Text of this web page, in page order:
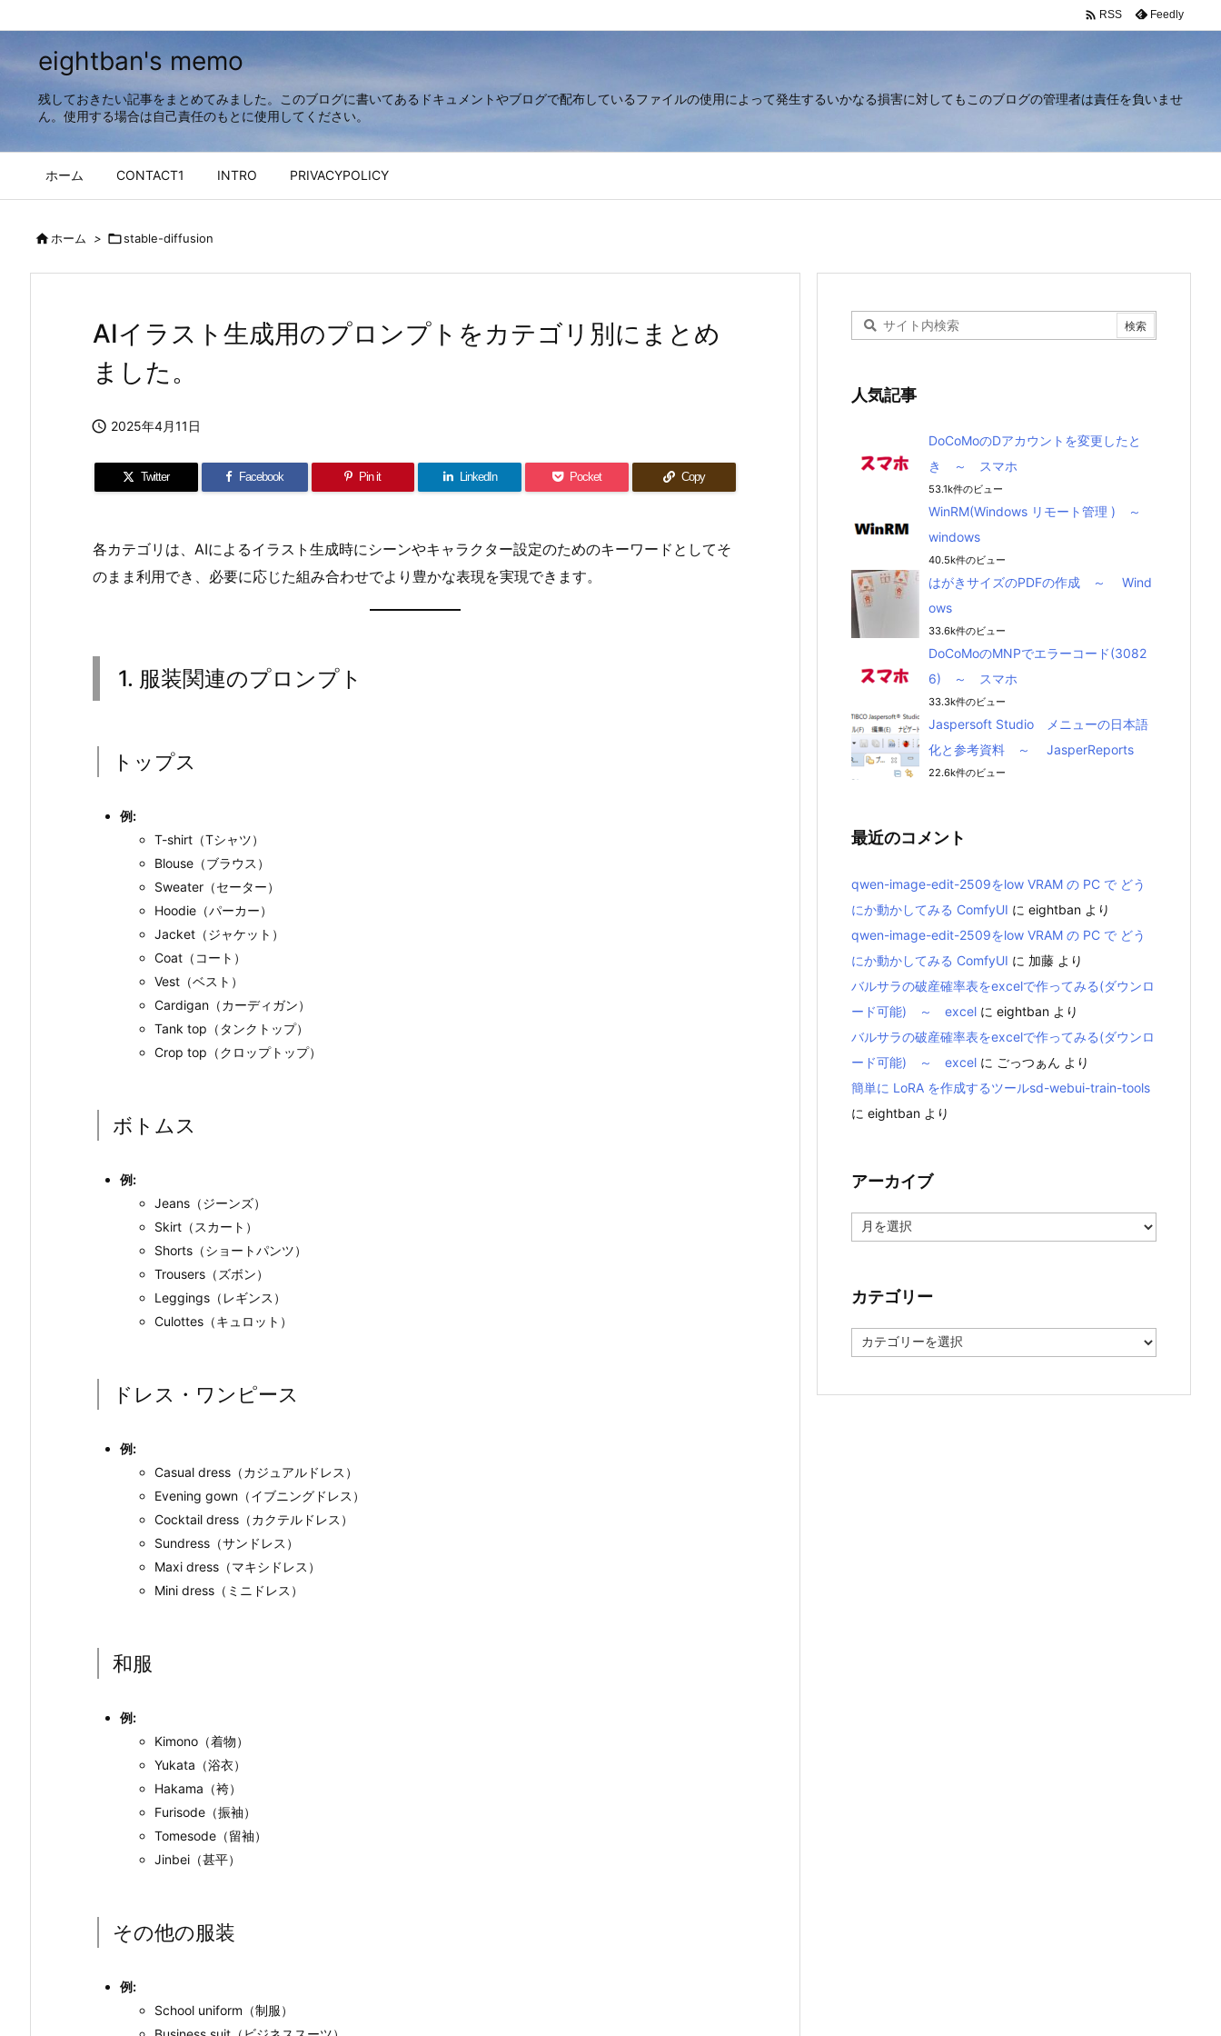
eightban's memo
残しておきたい記事をまとめてみました。このブログに書いてあるドキュメントやブログで配布しているファイルの使用によって発生するいかなる損害に対してもこのブログの管理者は責任を負いませ
ん。使用する場合は自己責任のもとに使用してください。
ホーム CONTACT1 INTRO PRIVACYPOLICY
 RSS Feedly
ホーム > stable-diffusion
AIイラスト生成用のプロンプトをカテゴリ別にまとめ
ました。
 2025年4月11日
Twitter Facebook Pin it LinkedIn Pocket Copy
各カテゴリは、AIによるイラスト生成時にシーンやキャラクター設定のためのキーワードとしてそ
のまま利用でき、必要に応じた組み合わせでより豊かな表現を実現できます。
1. 服装関連のプロンプト
トップス
例:
T-shirt（Tシャツ）
Blouse（ブラウス）
Sweater（セーター）
Hoodie（パーカー）
Jacket（ジャケット）
Coat（コート）
Vest（ベスト）
Cardigan（カーディガン）
Tank top（タンクトップ）
Crop top（クロップトップ）
ボトムス
例:
Jeans（ジーンズ）
Skirt（スカート）
Shorts（ショートパンツ）
Trousers（ズボン）
Leggings（レギンス）
Culottes（キュロット）
ドレス・ワンピース
例:
Casual dress（カジュアルドレス）
Evening gown（イブニングドレス）
Cocktail dress（カクテルドレス）
Sundress（サンドレス）
Maxi dress（マキシドレス）
Mini dress（ミニドレス）
和服
例:
Kimono（着物）
Yukata（浴衣）
Hakama（袴）
Furisode（振袖）
Tomesode（留袖）
Jinbei（甚平）
その他の服装
例:
School uniform（制服）
人気記事
DoCoMoのDアカウントを変更したと
き ～ スマホ
53.1k件のビュー
WinRM(Windows リモート管理 ) ～
windows
40.5k件のビュー
はがきサイズのPDFの作成 ～ Wind
ows
33.6k件のビュー
DoCoMoのMNPでエラーコード(3082
6) ～ スマホ
33.3k件のビュー
Jaspersoft Studio メニューの日本語
化と参考資料 ～ JasperReports
22.6k件のビュー
最近のコメント
qwen-image-edit-2509をlow VRAM の PC で どう
にか動かしてみる ComfyUI に eightban より
qwen-image-edit-2509をlow VRAM の PC で どう
にか動かしてみる ComfyUI に 加藤 より
バルサラの破産確率表をexcelで作ってみる(ダウンロ
ード可能) ～ excel に eightban より
バルサラの破産確率表をexcelで作ってみる(ダウンロ
ード可能) ～ excel に ごっつぁん より
簡単に LoRA を作成するツールsd-webui-train-tools
に eightban より
アーカイブ
ー
ブ
カテゴリー
テ